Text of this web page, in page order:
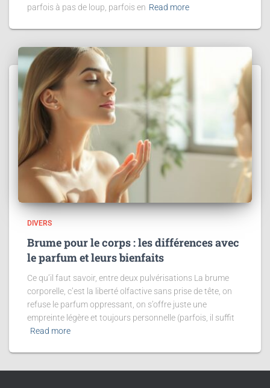
parfois à pas de loup, parfois en Read more
DIVERS
Brume pour le corps : les différences avec
le parfum et leurs bienfaits
Ce qu’il faut savoir, entre deux pulvérisations La brume
corporelle, c’est la liberté olfactive sans prise de tête, on
refuse le parfum oppressant, on s’offre juste une
empreinte légère et toujours personnelle (parfois, il suffit
Read more